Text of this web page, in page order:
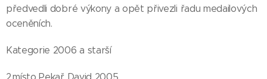
předvedli dobré výkony a opět přivezli řadu medailových
oceněních.
Kategorie 2006 a starší